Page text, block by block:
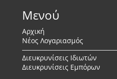
Μενού
Αρχική
Νέος Λογαριασμός
Διευκρυνίσεις Ιδιωτών
Διευκρυνίσεις Εμπόρων